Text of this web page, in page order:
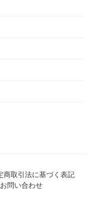
商取引法に基づく表記
お問い合わせ